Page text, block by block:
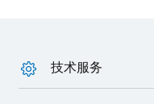
技术服务